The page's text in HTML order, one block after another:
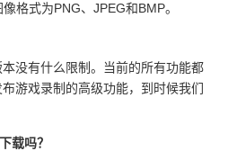
格式为PNG、JPEG和BMP。
没有什么限制。当前的所有功能都
游戏录制的高级功能，到时候我们
载吗？